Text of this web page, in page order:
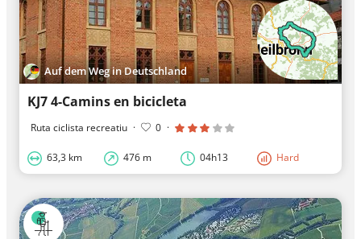
Auf dem Weg in Deutschland
KJ7 4-Camins en bicicleta
Ruta ciclista recreatiu · 0 ·
63,3 km 476 m 04h13 Hard